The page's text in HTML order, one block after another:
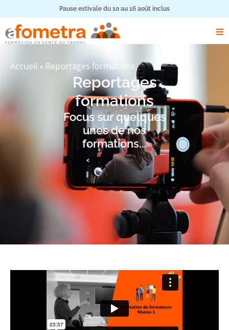
Pause estivale du 10 au 16 août inclus
Accueil » Reportages formations
Reportages
formations
Focus sur quelques
unes de nos
formations...